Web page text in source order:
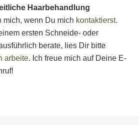
Haarbehandlung
mich, wenn Du mich kontaktierst.
ersten Schneide- oder
berate, lies Dir bitte
arbeite. Ich freue mich auf Deine E-